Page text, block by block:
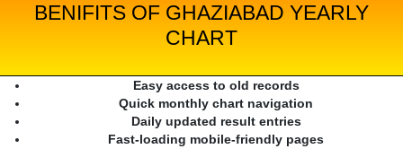
BENIFITS OF GHAZIABAD YEARLY
CHART
Easy access to old records
Quick monthly chart navigation
Daily updated result entries
Fast-loading mobile-friendly pages